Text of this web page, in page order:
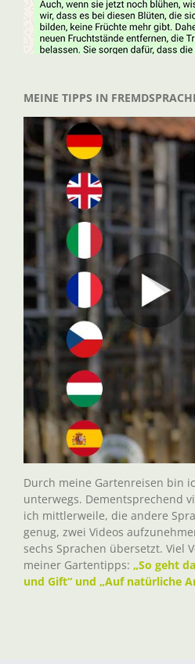
MEINE TIPPS IN
Durch meine Gartenreisen bin
unterwegs. Dementsprechend
ich mittlerweile, die andere
genug, zwei Videos
sechs Sprachen übersetzt. Viel
meiner Gartentipps: „So geht
und Gift“ und „Auf natürliche